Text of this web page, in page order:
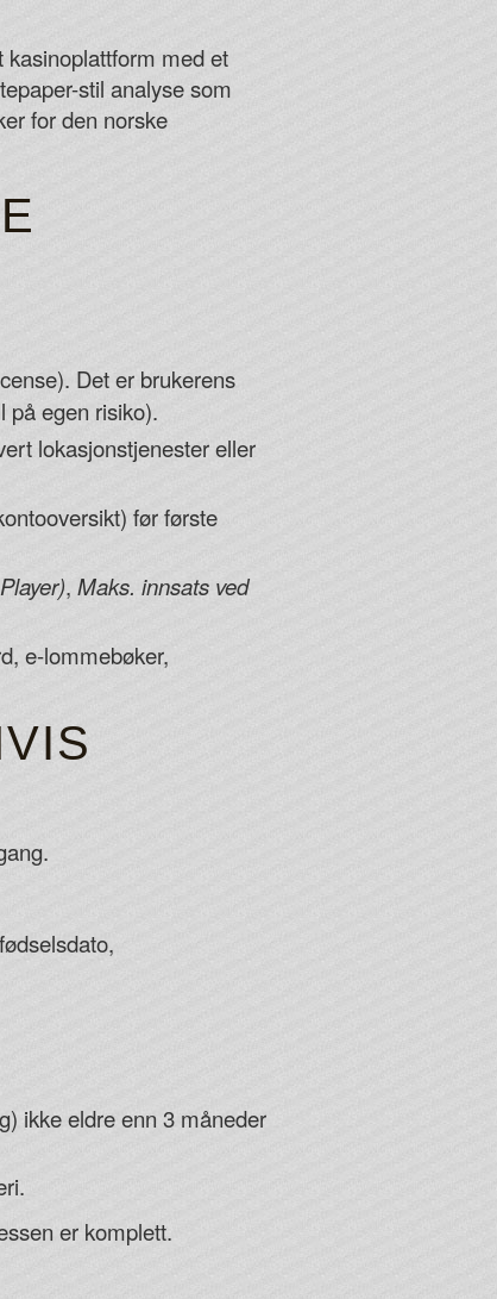
the first time he visits a particular casino,
the low-roller route.
Spins 2026
kasinoplattform med et
stil analyse som
for den norske
Det er brukerens
på egen risiko).
lokasjonstjenester eller
før første
, Maks. innsats ved
e-lommebøker,
ikke eldre enn 3 måneder
er komplett.